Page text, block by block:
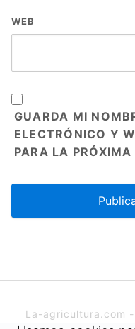
WEB
GUARDA MI
ELECTRÓNICO Y
PARA LA
La-agricultura.com